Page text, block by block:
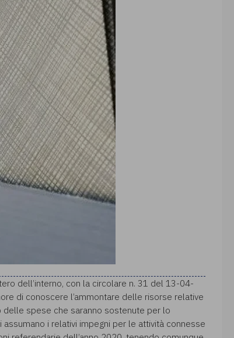
dell’interno, con la circolare n. 31 del 13-04-
di conoscere l’ammontare delle risorse relative
spese che saranno sostenute per lo
i relativi impegni per le attività connesse